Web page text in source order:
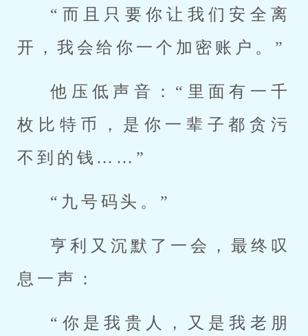
“而且只要你让我们安全离
开，我会给你一个加密账户。”
他压低声音：“里面有一千
枚比特币，是你一辈子都贪污
不到的钱……”
“九号码头。”
亨利又沉默了一会，最终叹
息一声：
“你是我贵人，又是我老朋